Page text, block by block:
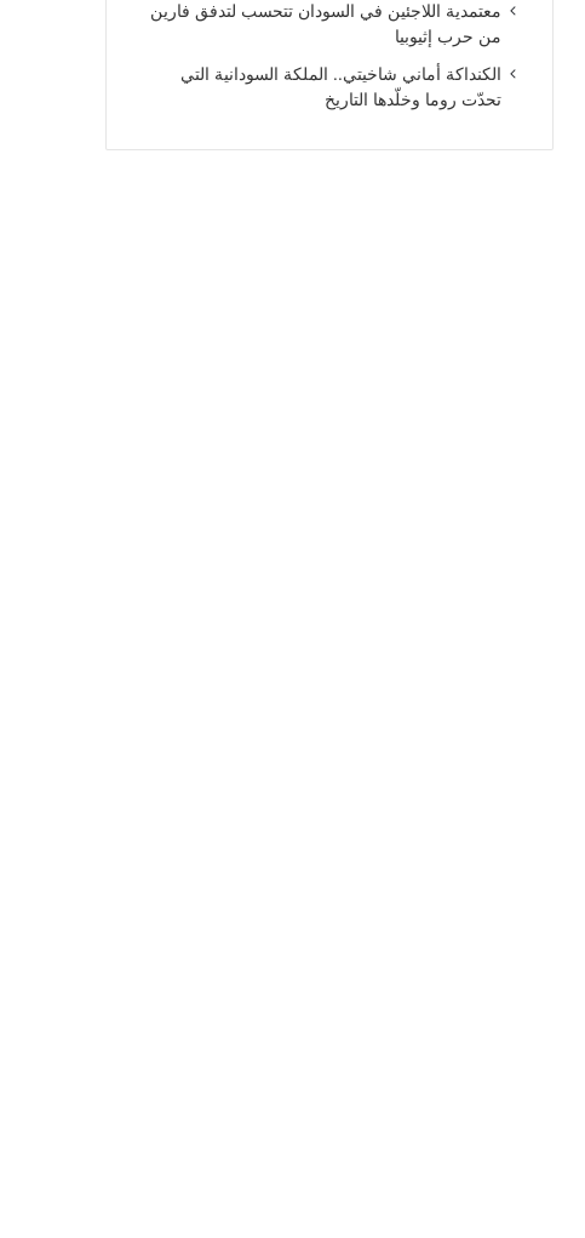
معتمدية اللاجئين في السودان تتحسب لتدفق فارين
من حرب إثيوبيا
الكنداكة أماني شاخيتي.. الملكة السودانية التي
تحدّت روما وخلّدها التاريخ